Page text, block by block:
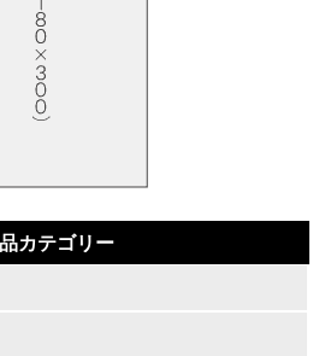
カテゴリー